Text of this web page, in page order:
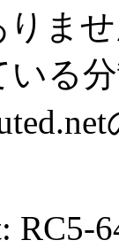
ま
る
RC5-